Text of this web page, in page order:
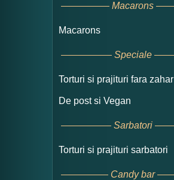
Macarons
Macarons
Speciale
Torturi si prajituri fara zahar
De post si Vegan
Sarbatori
Torturi si prajituri sarbatori
Candy bar